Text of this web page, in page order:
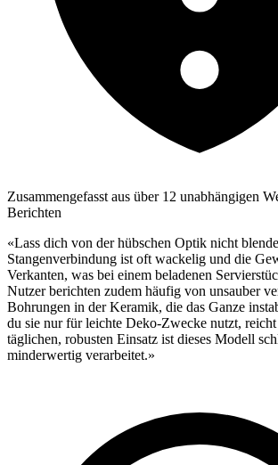
Zusammengefasst aus über 12 unabhängigen
Berichten
«Lass dich von der hübschen Optik nicht
Stangenverbindung ist oft wackelig und die
Verkanten, was bei einem beladenen
Nutzer berichten zudem häufig von unsauber
Bohrungen in der Keramik, die das Ganze
du sie nur für leichte Deko-Zwecke nutzt, reicht
täglichen, robusten Einsatz ist dieses Modell
minderwertig verarbeitet.»